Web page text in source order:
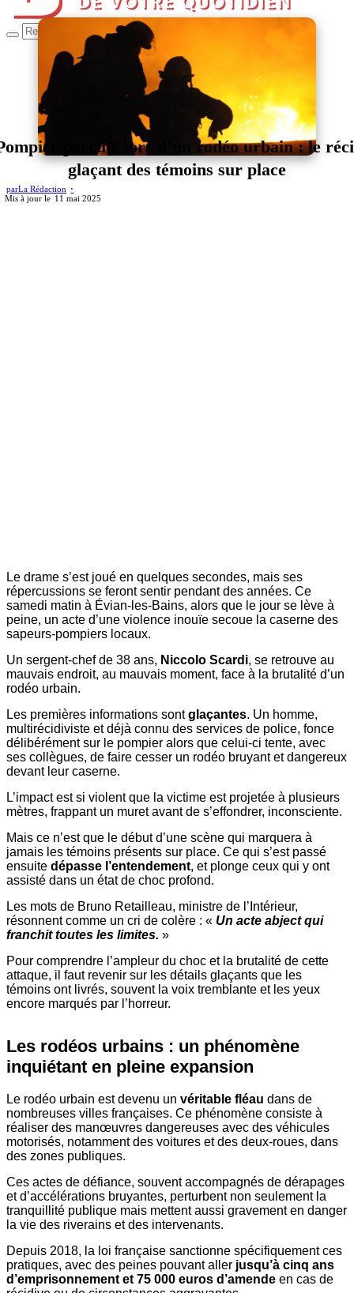
percuté lors d’un rodéo urbain : le
glaçant des témoins sur place
parLa Rédaction
11 mai 2025
Le drame s’est joué en quelques secondes, mais ses
répercussions se feront sentir pendant des années. Ce
samedi matin à Évian-les-Bains, alors que le jour se lève à
peine, un acte d’une violence inouïe secoue la caserne des
sapeurs-pompiers locaux.
Un sergent-chef de 38 ans, Niccolo Scardi, se retrouve au
mauvais endroit, au mauvais moment, face à la brutalité d’un
rodéo urbain.
Les premières informations sontglaçantes. Un homme,
multirécidiviste et déjà connu des services de police, fonce
délibérément sur le pompier alors que celui-ci tente, avec
ses collègues, de faire cesser un rodéo bruyant et dangereux
devant leur caserne.
L’impact est si violent que la victime est projetée à plusieurs
mètres, frappant un muret avant de s’effondrer, inconsciente.
Mais ce n’est que le début d’une scène qui marquera à
jamais les témoins présents sur place. Ce qui s’est passé
ensuite dépasse l’entendement, et plonge ceux qui y ont
assisté dans un état de choc profond.
Les mots de Bruno Retailleau, ministre de l’Intérieur,
résonnent comme un cri de colère : « Un acte abject qui
franchit toutes les limites. »
Pour comprendre l’ampleur du choc et la brutalité de cette
attaque, il faut revenir sur les détails glaçants que les
témoins ont livrés, souvent la voix tremblante et les yeux
encore marqués par l’horreur.
Les rodéos urbains : un phénomène
inquiétant en pleine expansion
Le rodéo urbain est devenu un véritable fléau dans de
nombreuses villes françaises. Ce phénomène consiste à
réaliser des manœuvres dangereuses avec des véhicules
motorisés, notamment des voitures et des deux-roues, dans
des zones publiques.
Ces actes de défiance, souvent accompagnés de dérapages
et d’accélérations bruyantes, perturbent non seulement la
tranquillité publique mais mettent aussi gravement en danger
la vie des riverains et des intervenants.
Depuis 2018, la loi française sanctionne spécifiquement ces
pratiques, avec des peines pouvant aller jusqu’à cinq ans
d’emprisonnement et 75 000 euros d’amende en cas de